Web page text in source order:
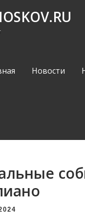
Новости